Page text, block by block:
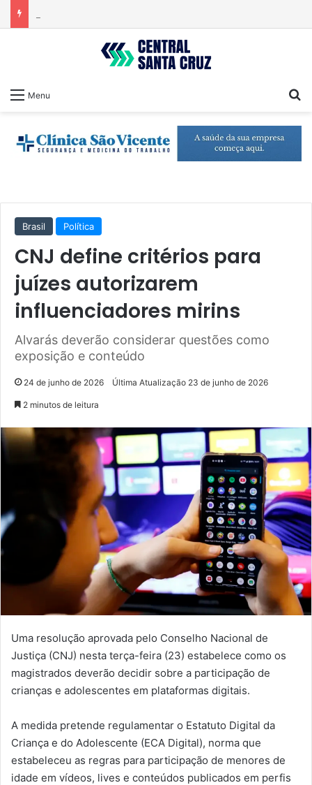
Menu
Brasil Política
CNJ define critérios para
juízes autorizarem
influenciadores mirins
Alvarás deverão considerar questões como
exposição e conteúdo
24 de junho de 2026 Última Atualização 23 de junho de 2026
2 minutos de leitura
Uma resolução aprovada pelo Conselho Nacional de
Justiça (CNJ) nesta terça-feira (23) estabelece como os
magistrados deverão decidir sobre a participação de
crianças e adolescentes em plataformas digitais.
A medida pretende regulamentar o Estatuto Digital da
Criança e do Adolescente (ECA Digital), norma que
estabeleceu as regras para participação de menores de
idade em vídeos, lives e conteúdos publicados em perfis